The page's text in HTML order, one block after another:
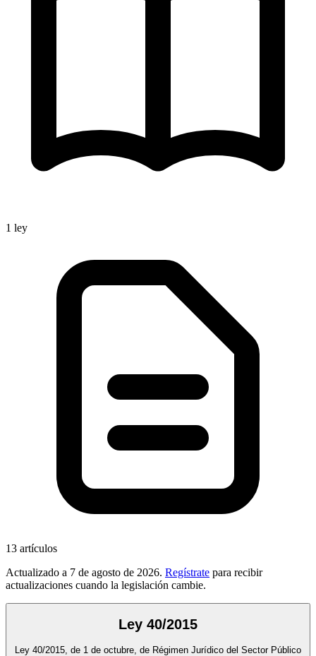
1 ley
13 artículos
Actualizado a 7 de agosto de 2026. Regístrate para recibir
actualizaciones cuando la legislación cambie.
Ley 40/2015
Ley 40/2015, de 1 de octubre, de Régimen Jurídico del Sector Público